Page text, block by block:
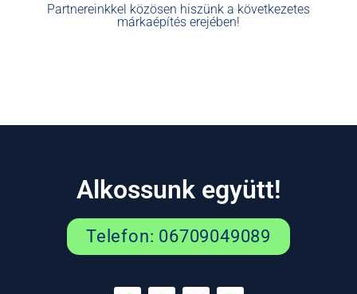
Partnereinkkel közösen hiszünk a következetes
márkaépítés erejében!
Alkossunk együtt!
Telefon: 06709049089